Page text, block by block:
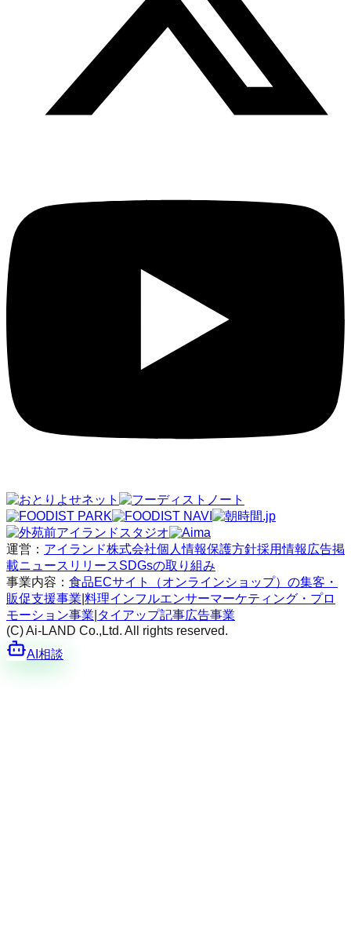
運営： アイランド株式会社個人情報保護方針採用情報 広告掲
載ニュースリリースSDGsの取り組み
事業内容： 食品ECサイト（オンラインショップ）の集客・
販促支援事業 料理インフルエンサーマーケティング・プロ
モーション事業 タイアップ記事広告事業
(C) Ai-LAND Co.,Ltd. All rights reserved.
AI相談